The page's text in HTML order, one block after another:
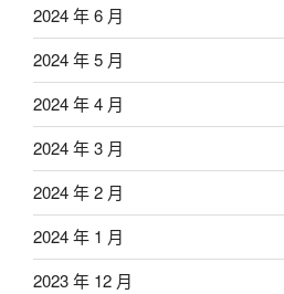
2024 年 6 月
2024 年 5 月
2024 年 4 月
2024 年 3 月
2024 年 2 月
2024 年 1 月
2023 年 12 月